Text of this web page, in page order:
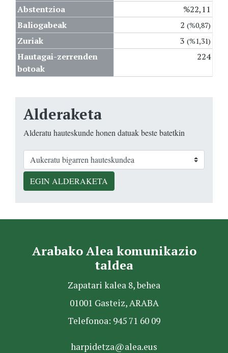
Abstentzioa
%22,11
Baliogabeak
2 (%0,87)
Zuriak 3 (%1,31)
Hautagai-zerrenden
botoak
224
Alderaketa
Alderatu hauteskunde honen datuak beste batetkin
EGIN ALDERAKETA
Arabako Alea komunikazio
taldea
Zapatari kalea 8, behea
01001 Gasteiz, ARABA
Telefonoa: 945 71 60 09
harpidetza@alea.eus